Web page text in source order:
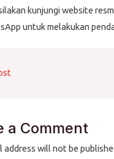
kunjungi website
untuk melakukan
a Comment
address will not be